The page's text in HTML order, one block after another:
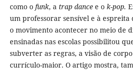
como o funk, a trap dancee o k-pop.
um professorar sensível e à
o movimento acontecer no meio de
ensinadas nas escolas possibilitou
subverter as regras, a visão de
currículo-maior. O artigo mostra,